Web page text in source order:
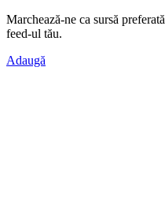
Marchează-ne ca sursă preferată
feed-ul tău.
Adaugă